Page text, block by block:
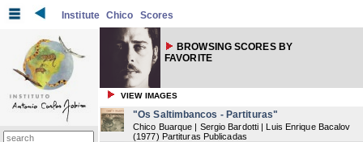
Institute Chico Scores
BROWSING SCORES BY
FAVORITE
VIEW IMAGES
"Os Saltimbancos - Partituras"
Chico Buarque | Sergio Bardotti | Luis Enrique Bacalov
(1977) Partituras Publicadas